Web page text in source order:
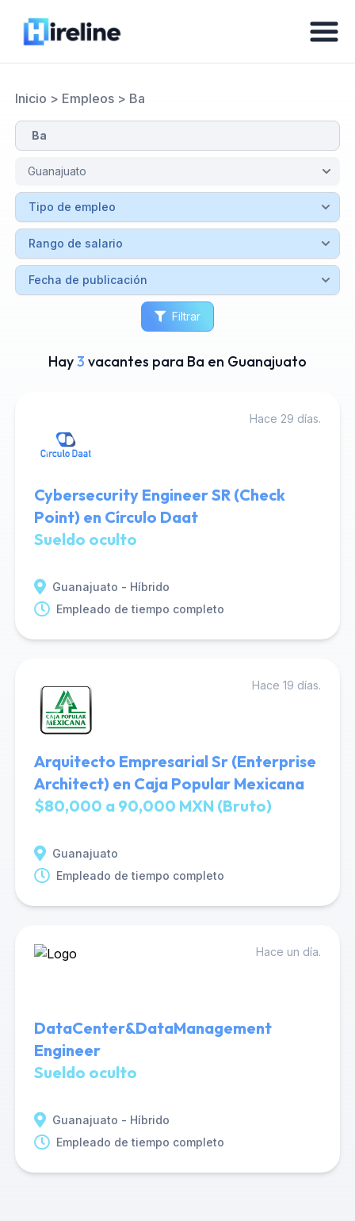
Inicio > Empleos> Ba
Filtrar
Hay3 vacantes para Ba en Guanajuato
Hace 29 días.
Cybersecurity Engineer SR (Check
Point) en Círculo Daat
Sueldo oculto
Guanajuato - Híbrido
Empleado de tiempo completo
Hace 19 días.
Arquitecto Empresarial Sr (Enterprise
Architect) en Caja Popular Mexicana
$80,000 a 90,000 MXN (Bruto)
Guanajuato
Empleado de tiempo completo
Hace un día.
DataCenter&DataManagement
Engineer
Sueldo oculto
Guanajuato - Híbrido
Empleado de tiempo completo